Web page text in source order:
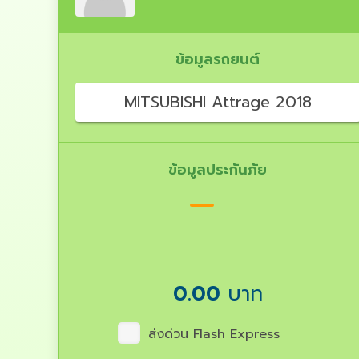
ข้อมูลรถยนต์
MITSUBISHI Attrage 2018
ข้อมูลประกันภัย
0.00 บาท
ส่งด่วน Flash Express